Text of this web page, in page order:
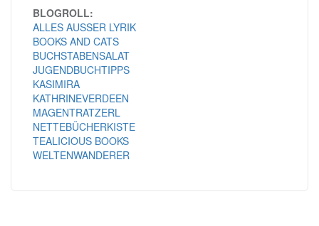
BLOGROLL:
ALLES AUSSER LYRIK
BOOKS AND CATS
BUCHSTABENSALAT
JUGENDBUCHTIPPS
KASIMIRA
KATHRINEVERDEEN
MAGENTRATZERL
NETTEBÜCHERKISTE
TEALICIOUS BOOKS
WELTENWANDERER